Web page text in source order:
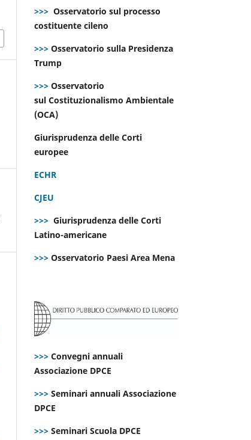
>>> Osservatorio sul processo
costituente cileno
>>> Osservatorio sulla Presidenza
Trump
>>> Osservatorio
sul Costituzionalismo Ambientale
(OCA)
Giurisprudenza delle Corti
europee
ECHR
CJEU
>>> Giurisprudenza delle Corti
Latino-americane
>>> Osservatorio Paesi Area Mena
>>> Convegni annuali
Associazione DPCE
>>> Seminari annuali Associazione
DPCE
>>> Seminari Scuola DPCE